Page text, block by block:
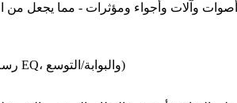
وآلات وأجواء ومؤثرات - مما يجعل
عمليات تحرير يدوية تستغرق وقتًا طويلاً (رسم المخططات الطيفية، وأتمتة EQ، والبوابة/التوسع)